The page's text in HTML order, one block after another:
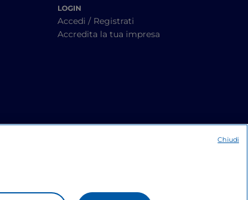
LOGIN
Accedi / Registrati
Accredita la tua impresa
Chiudi